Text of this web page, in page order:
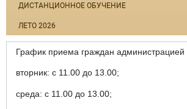
ДИСТАНЦИОННОЕ ОБУЧЕНИЕ
ЛЕТО 2026
График приема граждан
вторник: с 11.00 до 13.00;
среда: с 11.00 до 13.00;